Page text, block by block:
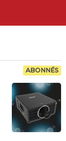
ABONNÉS